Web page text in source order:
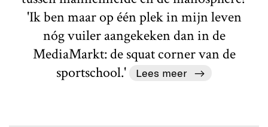
'Ik ben maar op één plek in mijn leven
nóg vuiler aangekeken dan in de
MediaMarkt: de squat corner van de
sportschool.'
Lees meer